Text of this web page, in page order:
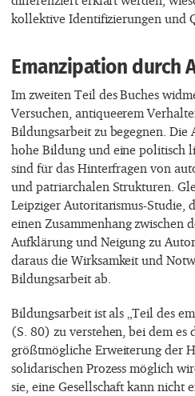
kollektive Identifizierungen und
Emanzipation durch
Im zweiten Teil des Buches
Versuchen, antiqueerem
Bildungsarbeit zu begegnen. Die
hohe Bildung und eine politisch
sind für das Hinterfragen von
und patriarchalen Strukturen.
Leipziger Autoritarismus-Studie,
einen Zusammenhang zwischen
Aufklärung und Neigung zu
daraus die Wirksamkeit und
Bildungsarbeit ab.
Bildungsarbeit ist als „Teil des
(S. 80) zu verstehen, bei dem es
größtmögliche Erweiterung der
solidarischen Prozess möglich
sie, eine Gesellschaft kann nicht